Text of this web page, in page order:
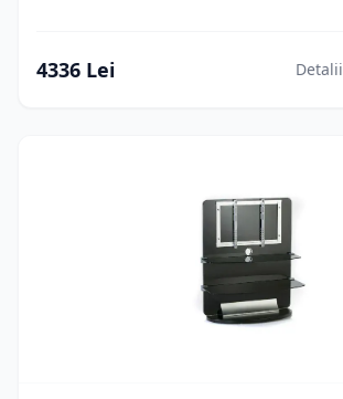
4336 Lei Detalii